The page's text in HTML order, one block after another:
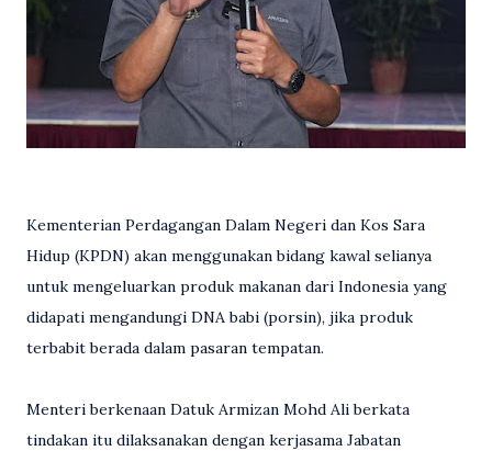
Kementerian Perdagangan Dalam Negeri dan Kos Sara
Hidup (KPDN) akan menggunakan bidang kawal selianya
untuk mengeluarkan produk makanan dari Indonesia yang
didapati mengandungi DNA babi (porsin), jika produk
terbabit berada dalam pasaran tempatan.
Menteri berkenaan Datuk Armizan Mohd Ali berkata
tindakan itu dilaksanakan dengan kerjasama Jabatan